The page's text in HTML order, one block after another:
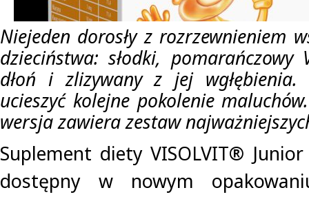
Niejeden dorosły z rozrzewnieniem
dzieciństwa: słodki,
dłoń i zlizywany z jej
ucieszyć kolejne pokolenie
wersja zawiera zestaw
Suplement diety VISOLVIT®
dostępny w nowym